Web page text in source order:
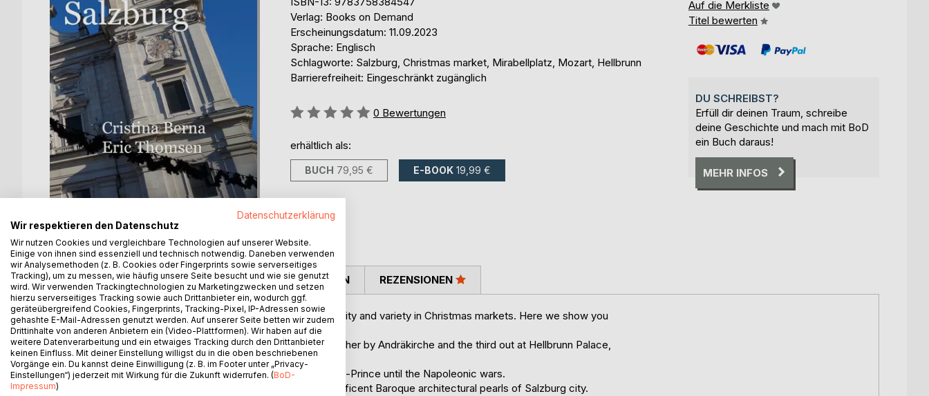
Verlag: Books on Demand
Erscheinungsdatum: 11.09.2023
Sprache: Englisch
Schlagworte: Salzburg, Christmas market, Mirabellplatz, Mozart, Hellbrunn
Barrierefreiheit: Eingeschränkt zugänglich
Bewertung::
0 Bewertungen
erhältlich als:
BUCH 79,95 € E-BOOK 19,99 €
Auf die Merkliste
Titel bewerten
DU SCHREIBST?
Erfüll dir deinen Traum, schreibe
deine Geschichte und mach mit BoD
ein Buch daraus!
MEHR INFOS
BESCHREIBUNG
Salzburg in Austria is one of the best places to go for quality and variety in Christmas markets. Here we show you
no less than three different markets.
One market is by the magnificent Baroque cathedral. Another by Andräkirche and the third out at Hellbrunn Palace,
where the Bishop-Prince used to reside.
Salzburg was an independent mini-state ruled by a Bishop-Prince until the Napoleonic wars.
You can still feel this self-contained grandeur in the magnificent Baroque architectural pearls of Salzburg city.
AUTOR/IN PRESSESTIMMEN REZENSIONEN
Datenschutzerklärung
Wir respektieren den Datenschutz
Wir nutzen Cookies und vergleichbare Technologien auf unserer Website.
Einige von ihnen sind essenziell und technisch notwendig. Daneben verwenden
wir Analysemethoden (z. B. Cookies oder Fingerprints sowie serverseitiges
Tracking), um zu messen, wie häufig unsere Seite besucht und wie sie genutzt
wird. Wir verwenden Trackingtechnologien zu Marketingzwecken und setzen
hierzu serverseitiges Tracking sowie auch Drittanbieter ein, wodurch ggf.
geräteübergreifend Cookies, Fingerprints, Tracking-Pixel, IP-Adressen sowie
gehashte E-Mail-Adressen genutzt werden. Auf unserer Seite betten wir zudem
Drittinhalte von anderen Anbietern ein (Video-Plattformen). Wir haben auf die
weitere Datenverarbeitung und ein etwaiges Tracking durch den Drittanbieter
keinen Einfluss. Mit deiner Einstellung willigst du in die oben beschriebenen
Vorgänge ein. Du kannst deine Einwilligung (z. B. im Footer unter „Privacy-
Einstellungen“) jederzeit mit Wirkung für die Zukunft widerrufen. (BoD-
Impressum)